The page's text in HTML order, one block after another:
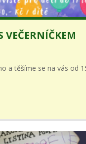
VEČERNÍČKEM
a těšíme se na vás od